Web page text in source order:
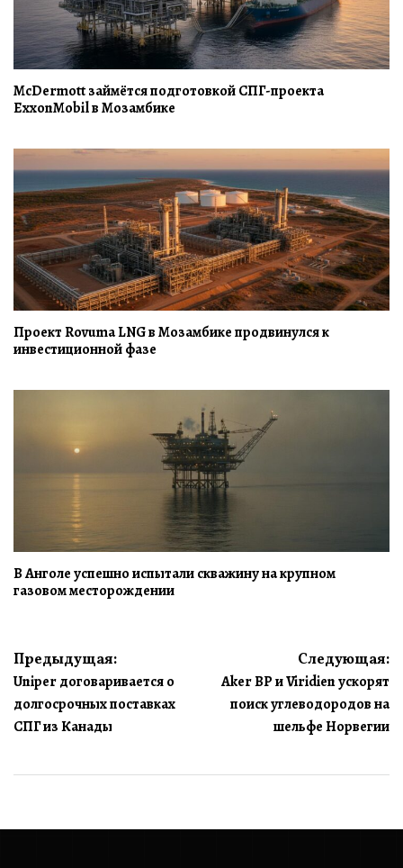
McDermott займётся подготовкой СПГ-проекта
ExxonMobil в Мозамбике
Проект Rovuma LNG в Мозамбике продвинулся к
инвестиционной фазе
В Анголе успешно испытали скважину на крупном
газовом месторождении
Навигация
по
записям
Предыдущая:
Uniper договаривается о
долгосрочных поставках
СПГ из Канады
Следующая:
Aker BP и Viridien ускорят
поиск углеводородов на
шельфе Норвегии